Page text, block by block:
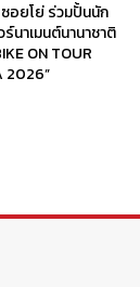
อยโย่ ร่วมปั้นนัก
นาเมนต์นานาชาติ
ON TOUR
2026”